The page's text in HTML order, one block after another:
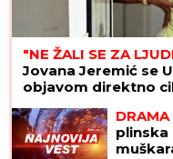
"NE ŽALI SE ZA
Jovana Jeremić se
objavom direktno
DRAMA
plinska